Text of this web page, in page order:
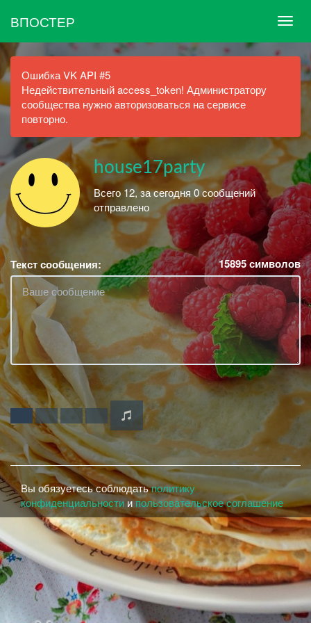
ВПОСТЕР
Ошибка VK API #5
Недействительный access_token! Администратору
сообщества нужно авторизоваться на сервисе
повторно.
house17party
Всего 12, за сегодня 0 сообщений
отправлено
Текст сообщения: 15895символов
Вы обязуетесь соблюдатьполитику
конфиденциальности ипользовательское соглашение